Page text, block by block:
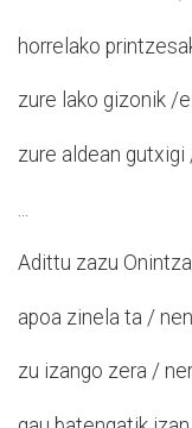
horrelako
zure lako gizonik /
zure aldean gutxigi
Adittu zazu
apoa zinela ta /
zu izango zera /